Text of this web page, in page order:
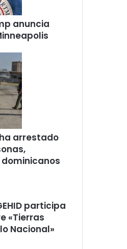
anuncia
arrestado
participa
«Tierras
Nacional»